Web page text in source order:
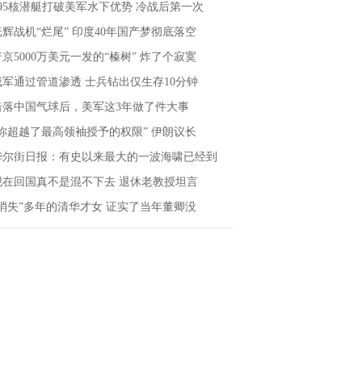
核潜艇打破美军水下优势 冷战后第一次
辉战机“烂尾” 印度40年国产梦彻底落空
京5000万美元一发的“榛树” 炸了个寂寞
军通过管道渗透 士兵钻出仅生存10分钟
落中国气球后，美军这3年做了件大事
超越了最高领袖授予的权限” 伊朗议长
尔街日报：有史以来最大的一波海啸已经到
在回国真不是混不下去 退休老教授坦言
失”多年的清华才女 证实了当年董卿没